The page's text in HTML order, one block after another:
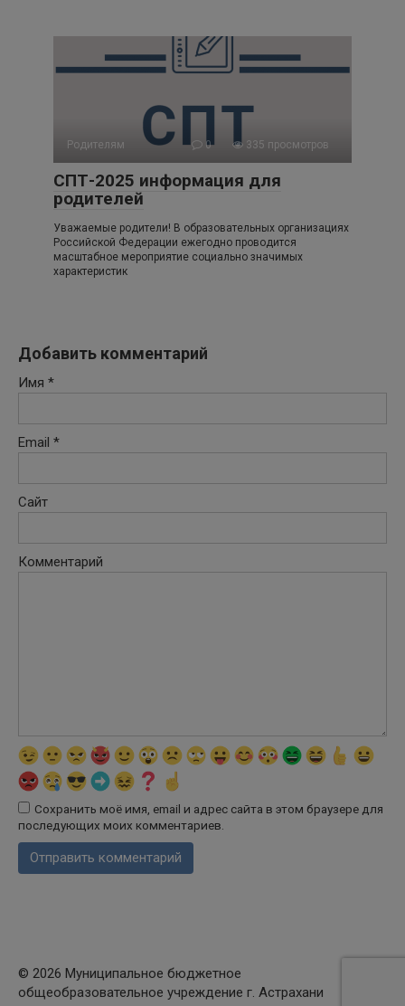
Родителям 0 335 просмотров
СПТ-2025 информация для
родителей
Уважаемые родители! В образовательных организациях
Российской Федерации ежегодно проводится
масштабное мероприятие социально значимых
характеристик
Добавить комментарий
Имя *
Email *
Сайт
Комментарий
Сохранить моё имя, email и адрес сайта в этом браузере для
последующих моих комментариев.
© 2026 Муниципальное бюджетное
общеобразовательное учреждение г. Астрахани